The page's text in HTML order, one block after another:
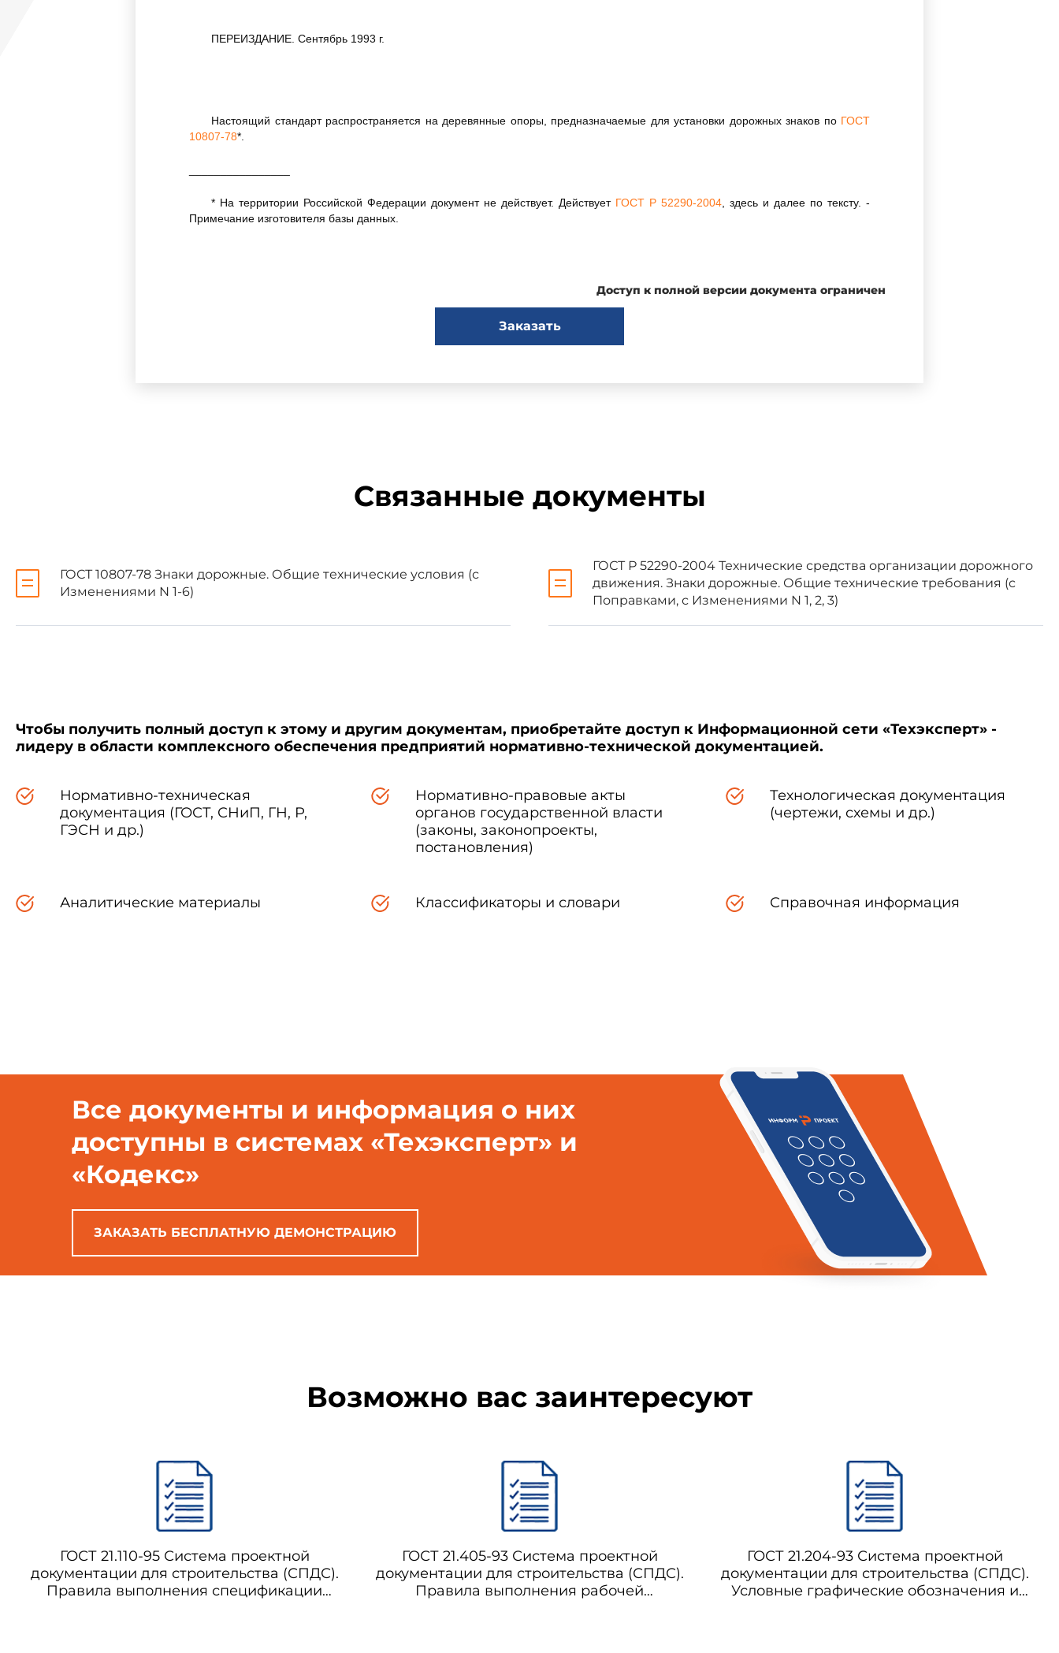
ПЕРЕИЗДАНИЕ. Сентябрь 1993 г.
Настоящий стандарт распространяется на деревянные опоры, предназначаемые для установки дорожных знаков по ГОСТ
10807-78*.
* На территории Российской Федерации документ не действует. Действует ГОСТ Р 52290-2004 , здесь и далее по тексту. -
Примечание изготовителя базы данных.
1. ТИПЫ, ОСНОВНЫЕ ПАРАМЕТРЫ И РАЗМЕРЫ
1.1. Опоры для установки дорожных знаков подразделяют на два типа:
1 - со сплошным поперечным сечением;
расчетном сечениии следует выбирать согласно рекомендованному приложению.
1.4. Форма и основные размеры опор должны соответствовать указанным на чертеже и в таблице
Марка
Основные размеры
Диаметр отверстия
Изгибающий момент в
Справочная масса, кг, опоры с
поперечным сечением
Доступ к полной версии документа ограничен
Заказать
Связанные документы
ГОСТ 10807-78 Знаки дорожные. Общие технические условия (с
Изменениями N 1-6)
ГОСТ Р 52290-2004 Технические средства организации дорожного
движения. Знаки дорожные. Общие технические требования (с
Поправками, с Изменениями N 1, 2, 3)
Чтобы получить полный доступ к этому и другим документам, приобретайте доступ к Информационной сети «Техэксперт» -
лидеру в области комплексного обеспечения предприятий нормативно-технической документацией.
Нормативно-техническая
документация (ГОСТ, СНиП, ГН, Р,
ГЭСН и др.)
Нормативно-правовые акты
органов государственной власти
(законы, законопроекты,
постановления)
Технологическая документация
(чертежи, схемы и др.)
Аналитические материалы Классификаторы и словари Справочная информация
Все документы и информация о них
доступны в системах «Техэксперт» и
«Кодекс»
ЗАКАЗАТЬ БЕСПЛАТНУЮ ДЕМОНСТРАЦИЮ
Возможно вас заинтересуют
ГОСТ 21.110-95 Система проектной
документации для строительства (СПДС).
Правила выполнения спецификации
ГОСТ 21.405-93 Система проектной
документации для строительства (СПДС).
Правила выполнения рабочей
ГОСТ 21.204-93 Система проектной
документации для строительства (СПДС).
Условные графические обозначения и